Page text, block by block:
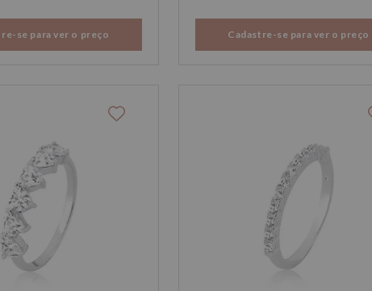
se para ver o preço Cadastre-se para ver o preço